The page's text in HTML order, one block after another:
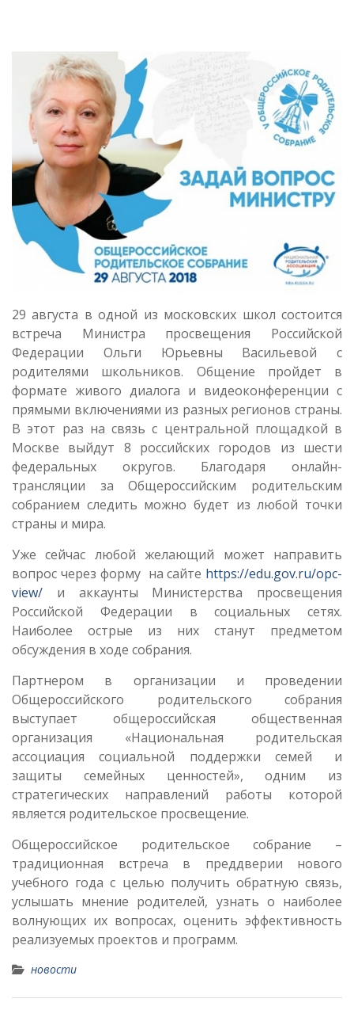
29 августа в одной из московских школ состоится
встреча Министра просвещения Российской
Федерации Ольги Юрьевны Васильевой с
родителями школьников. Общение пройдет в
формате живого диалога и видеоконференции с
прямыми включениями из разных регионов страны.
В этот раз на связь с центральной площадкой в
Москве выйдут 8 российских городов из шести
федеральных округов. Благодаря онлайн-
трансляции за Общероссийским родительским
собранием следить можно будет из любой точки
страны и мира.
Уже сейчас любой желающий может направить
вопрос через форму на сайте https://edu.gov.ru/opc-
view/ и аккаунты Министерства просвещения
Российской Федерации в социальных сетях.
Наиболее острые из них станут предметом
обсуждения в ходе собрания.
Партнером в организации и проведении
Общероссийского родительского собрания
выступает общероссийская общественная
организация «Национальная родительская
ассоциация социальной поддержки семей и
защиты семейных ценностей», одним из
стратегических направлений работы которой
является родительское просвещение.
Общероссийское родительское собрание –
традиционная встреча в преддверии нового
учебного года с целью получить обратную связь,
услышать мнение родителей, узнать о наиболее
волнующих их вопросах, оценить эффективность
реализуемых проектов и программ.
новости